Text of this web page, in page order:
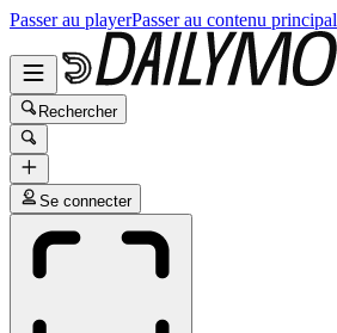
Passer au playerPasser au contenu principal
Rechercher
Se connecter